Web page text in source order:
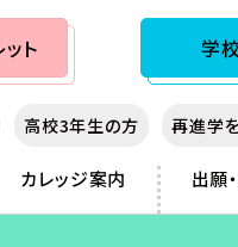
ト 学
高校3年生の方 再進学
カレッジ案内 出願